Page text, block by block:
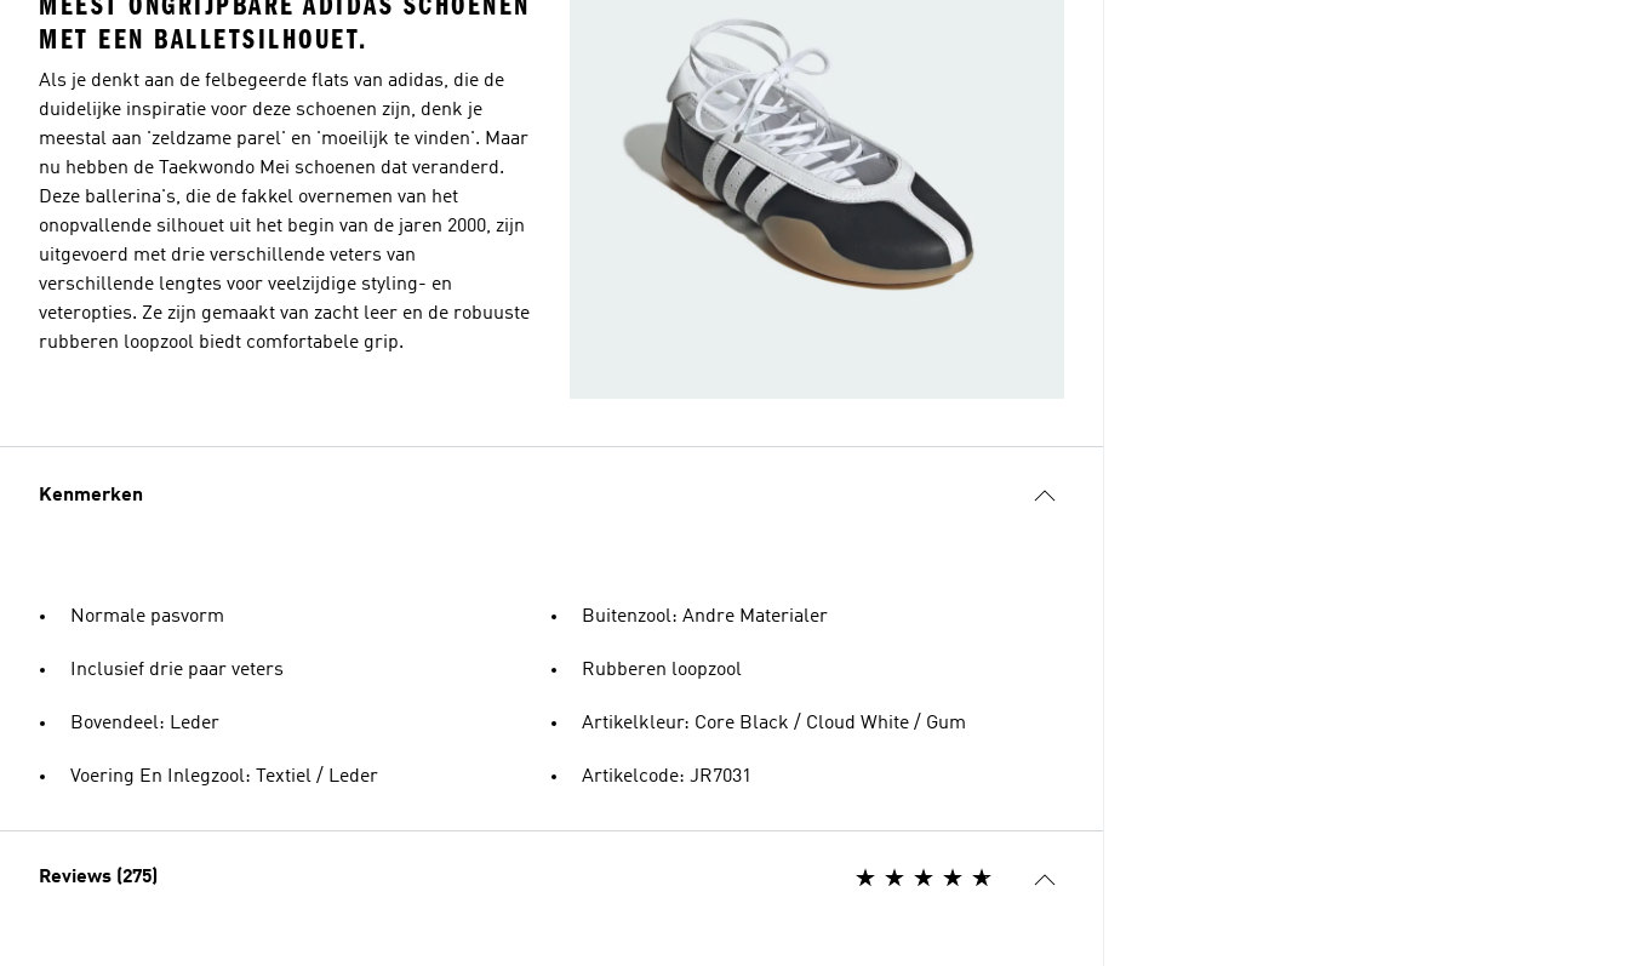
MET EEN BALLETSILHOUET.
Als je denkt aan de felbegeerde flats van adidas, die de
duidelijke inspiratie voor deze schoenen zijn, denk je
meestal aan 'zeldzame parel' en 'moeilijk te vinden'. Maar
nu hebben de Taekwondo Mei schoenen dat veranderd.
Deze ballerina's, die de fakkel overnemen van het
onopvallende silhouet uit het begin van de jaren 2000, zijn
uitgevoerd met drie verschillende veters van
verschillende lengtes voor veelzijdige styling- en
veteropties. Ze zijn gemaakt van zacht leer en de robuuste
rubberen loopzool biedt comfortabele grip.
Kenmerken
Normale pasvorm
Inclusief drie paar veters
Bovendeel: Leder
Voering En Inlegzool: Textiel / Leder
Buitenzool: Andre Materialer
Rubberen loopzool
Artikelkleur: Core Black / Cloud White / Gum
Artikelcode: JR7031
Reviews (275)